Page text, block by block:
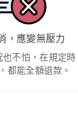
，應變無壓力
也不怕，在規定時
都能全額退款。